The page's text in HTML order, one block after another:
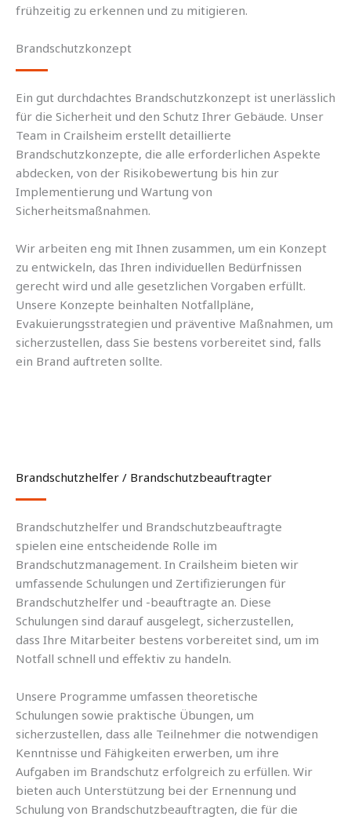
frühzeitig zu erkennen und zu mitigieren.
Brandschutzkonzept
Ein gut durchdachtes Brandschutzkonzept ist unerlässlich
für die Sicherheit und den Schutz Ihrer Gebäude. Unser
Team in Crailsheim erstellt detaillierte
Brandschutzkonzepte, die alle erforderlichen Aspekte
abdecken, von der Risikobewertung bis hin zur
Implementierung und Wartung von
Sicherheitsmaßnahmen.
Wir arbeiten eng mit Ihnen zusammen, um ein Konzept
zu entwickeln, das Ihren individuellen Bedürfnissen
gerecht wird und alle gesetzlichen Vorgaben erfüllt.
Unsere Konzepte beinhalten Notfallpläne,
Evakuierungsstrategien und präventive Maßnahmen, um
sicherzustellen, dass Sie bestens vorbereitet sind, falls
ein Brand auftreten sollte.
Brandschutzhelfer / Brandschutzbeauftragter
Brandschutzhelfer und Brandschutzbeauftragte
spielen eine entscheidende Rolle im
Brandschutzmanagement. In Crailsheim bieten wir
umfassende Schulungen und Zertifizierungen für
Brandschutzhelfer und -beauftragte an. Diese
Schulungen sind darauf ausgelegt, sicherzustellen,
dass Ihre Mitarbeiter bestens vorbereitet sind, um im
Notfall schnell und effektiv zu handeln.
Unsere Programme umfassen theoretische
Schulungen sowie praktische Übungen, um
sicherzustellen, dass alle Teilnehmer die notwendigen
Kenntnisse und Fähigkeiten erwerben, um ihre
Aufgaben im Brandschutz erfolgreich zu erfüllen. Wir
bieten auch Unterstützung bei der Ernennung und
Schulung von Brandschutzbeauftragten, die für die